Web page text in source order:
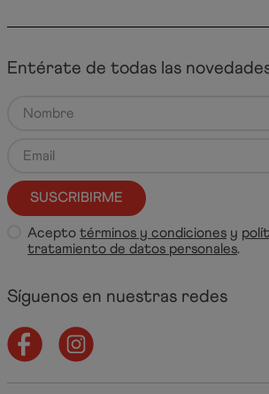
Entérate de todas las
SUSCRIBIRME
Aceptotérminos y condiciones y
tratamiento de datos personales.
Síguenos en nuestras redes